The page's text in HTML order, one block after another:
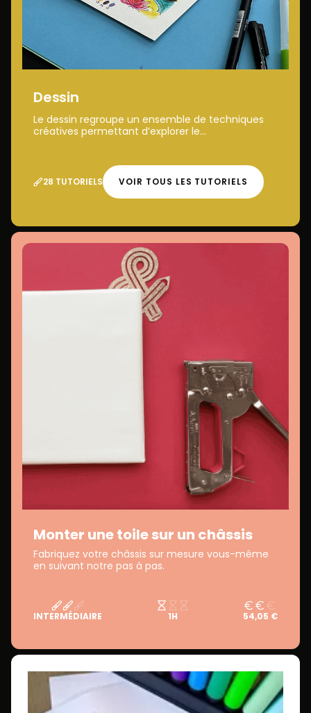
Dessin
Le dessin regroupe un ensemble de techniques
créatives permettant d’explorer le...
28 TUTORIELS VOIR TOUS LES TUTORIELS
Monter une toile sur un châssis
Fabriquez votre châssis sur mesure vous-même
en suivant notre pas à pas.
INTERMÉDIAIRE 1H 54,05 €